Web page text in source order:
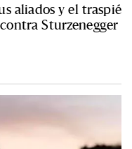
aliados y el traspié
Sturzenegger